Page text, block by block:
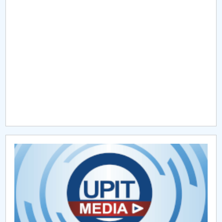
CAR2026
MENIU CANTINA
Prezentare DPPD
Formare continuă DPPD